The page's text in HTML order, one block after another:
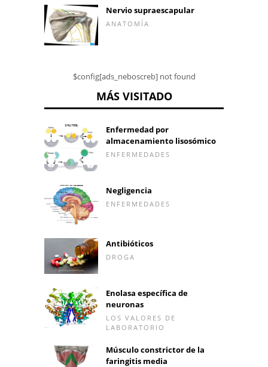
Nervio supraescapular
ANATOMÍA
$config[ads_neboscreb] not found
MÁS VISITADO
Enfermedad por
almacenamiento lisosómico
ENFERMEDADES
Negligencia
ENFERMEDADES
Antibióticos
DROGA
Enolasa específica de
neuronas
LOS VALORES DE
LABORATORIO
Músculo constrictor de la
faringitis media